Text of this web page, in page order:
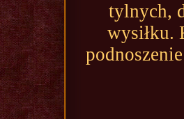
tylnych,
wysiłku.